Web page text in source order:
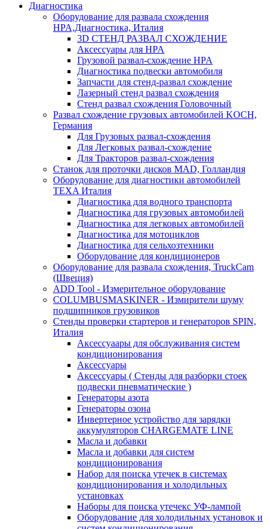
Диагностика
Оборудование для развала схождения
HPA,Диагностика, Италия
3D СТЕНД РАЗВАЛ СХОЖДЕНИЕ
Аксессуары для HPA
Грузовой развал-схождение HPA
Диагностика подвески автомобиля
Запчасти для стенд-развал схождение
Лазерный стенд развал схождения
Стенд развал схождения Головочный
Развал схождение грузовых автомобилей KOCH,
Германия
Для Грузовых развал-схождения
Для Легковых развал-схождение
Для Тракторов развал-схождения
Станок для проточки дисков MAD, Голландия
Оборудование для диагностики автомобилей
TEXA Италия
Диагностика для водного транспорта
Диагностика для грузовых автомобилей
Диагностика для легковых автомобилей
Диагностика для мотоциклов
Диагностика для сельхозтехники
Оборудование для кондиционеров
Оборудование для развала схождения, TruckCam
(Швеция)
ADD Tool - Измерительное оборудование
COLUMBUSMASKINER - Измирители шуму
подшипников грузовиков
Стенды проверки стартеров и генераторов SPIN,
Италия
Аксессуаары для обслуживания систем
кондиционирования
Аксессуары
Аксессуары ( Стенды для разборки стоек
подвески пневматические )
Генераторы азота
Генераторы озона
Инвертерное устройство для зарядки
аккумуляторов CHARGEMATE LINE
Масла и добавки
Масла и добавки для систем
кондиционирования
Набор для поиска утечек в системах
кондиционирования и холодильных
установках
Наборы для поиска утечекс УФ-лампой
Оборудование для холодильных установок и